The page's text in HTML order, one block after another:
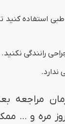
طبی استفاده
ندارد.
مراجعه
مره و …